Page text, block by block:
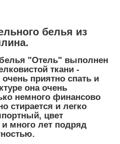
белья из
"Отель" выполнен
ткани -
приятно спать и
она очень
немного финансово
стирается и легко
цвет
много лет подряд